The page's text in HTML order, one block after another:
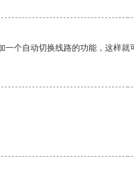
个自动切换线路的功能，这样